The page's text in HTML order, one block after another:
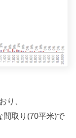
り、
取り(70平米)で